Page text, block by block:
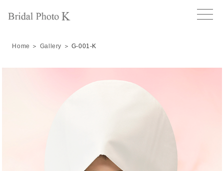
toggle
Home ＞ Gallery ＞ G-001-K